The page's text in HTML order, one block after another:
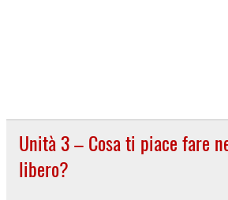
Unità 3 – Cosa ti piace fare
libero?